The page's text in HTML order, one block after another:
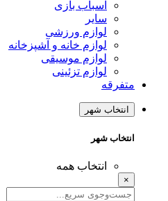
اسباب بازی
سایر
لوازم ورزشی
لوازم خانه و آشپزخانه
لوازم موسیقی
لوازم تزئینی
متفرقه
انتخاب شهر
انتخاب شهر
انتخاب همه
×